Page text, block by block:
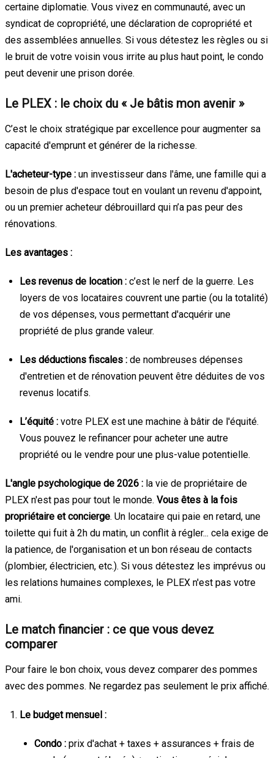
certaine diplomatie. Vous vivez en communauté, avec un
syndicat de copropriété, une déclaration de copropriété et
des assemblées annuelles. Si vous détestez les règles ou si
le bruit de votre voisin vous irrite au plus haut point, le condo
peut devenir une prison dorée.
Le PLEX : le choix du « Je bâtis mon avenir »
C’est le choix stratégique par excellence pour augmenter sa
capacité d'emprunt et générer de la richesse.
L'acheteur-type : un investisseur dans l'âme, une famille qui a
besoin de plus d'espace tout en voulant un revenu d'appoint,
ou un premier acheteur débrouillard qui n’a pas peur des
rénovations.
Les avantages :
Les revenus de location : c’est le nerf de la guerre. Les
loyers de vos locataires couvrent une partie (ou la totalité)
de vos dépenses, vous permettant d'acquérir une
propriété de plus grande valeur.
Les déductions fiscales : de nombreuses dépenses
d'entretien et de rénovation peuvent être déduites de vos
revenus locatifs.
L’équité : votre PLEX est une machine à bâtir de l'équité.
Vous pouvez le refinancer pour acheter une autre
propriété ou le vendre pour une plus-value potentielle.
L'angle psychologique de 2026 : la vie de propriétaire de
PLEX n'est pas pour tout le monde. Vous êtes à la fois
propriétaire et concierge. Un locataire qui paie en retard, une
toilette qui fuit à 2h du matin, un conflit à régler... cela exige de
la patience, de l'organisation et un bon réseau de contacts
(plombier, électricien, etc.). Si vous détestez les imprévus ou
les relations humaines complexes, le PLEX n'est pas votre
ami.
Le match financier : ce que vous devez
comparer
Pour faire le bon choix, vous devez comparer des pommes
avec des pommes. Ne regardez pas seulement le prix affiché.
Le budget mensuel :
Condo : prix d'achat + taxes + assurances + frais de